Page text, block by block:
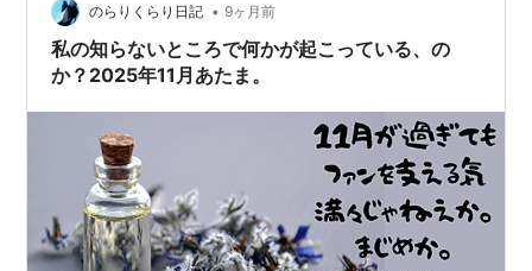
いただきましたので、あちこちでいろんなお買い物もし
たのですが、そんな中、私の生活を素敵に支えてくれて
いる「今年のお買い物たち」をご紹介します…
のらりくらり日記 • 9ヶ月前
私の知らないところで何かが起こっている、の
か？2025年11月あたま。